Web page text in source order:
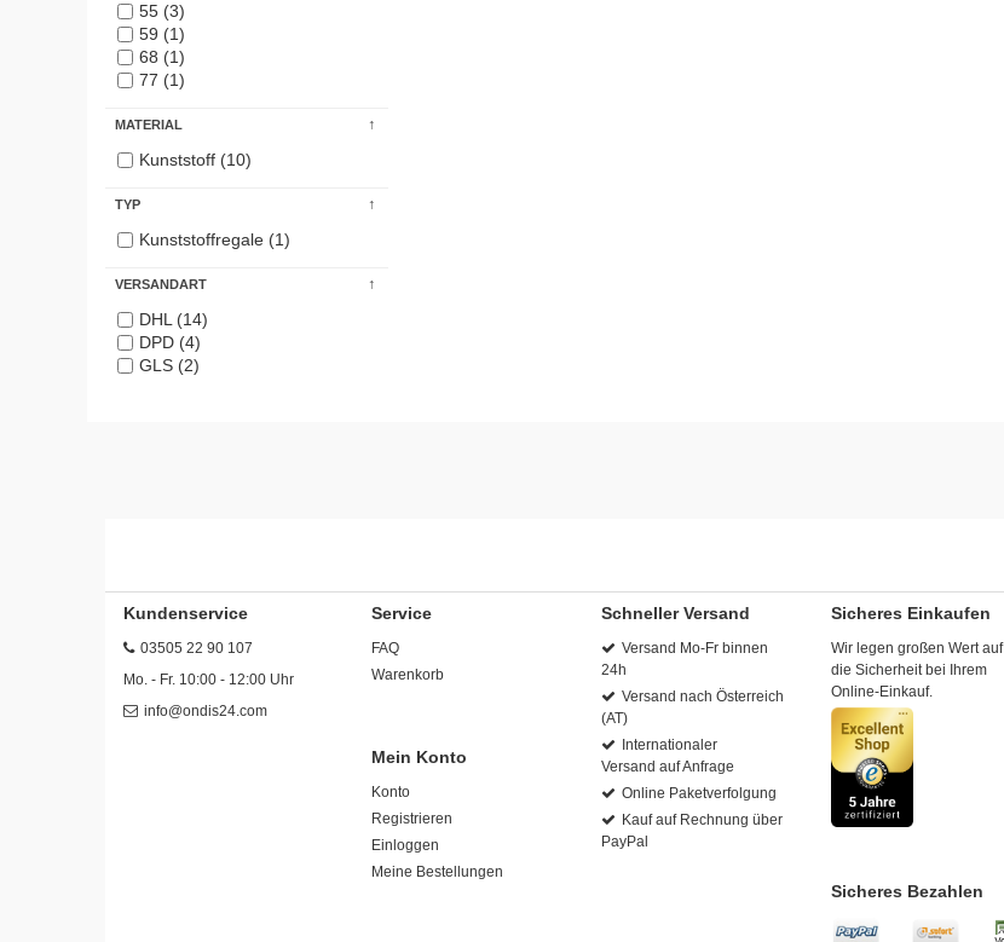
55 (3)
59 (1)
68 (1)
77 (1)
MATERIAL
Kunststoff (10)
TYP
Kunststoffregale (1)
VERSANDART
DHL (14)
DPD (4)
GLS (2)
Kundenservice
03505 22 90 107
Mo. - Fr. 10:00 - 12:00 Uhr
info@ondis24.com
Service
FAQ
Warenkorb
Mein Konto
Konto
Registrieren
Einloggen
Meine Bestellungen
Schneller Versand
Versand Mo-Fr binnen
24h
Versand nach Österreich
(AT)
Internationaler
Versand auf Anfrage
Online Paketverfolgung
Kauf auf Rechnung über
PayPal
Sicheres Einkaufen
Wir legen großen Wert auf
die Sicherheit bei Ihrem
Online-Einkauf.
Sicheres Bezahlen